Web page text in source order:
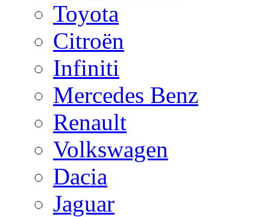
Toyota
Citroën
Infiniti
Mercedes Benz
Renault
Volkswagen
Dacia
Jaguar